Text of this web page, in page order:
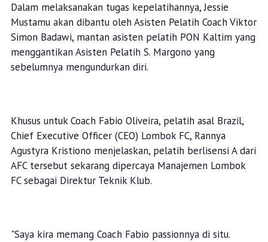
Dalam melaksanakan tugas kepelatihannya, Jessie
Mustamu akan dibantu oleh Asisten Pelatih Coach Viktor
Simon Badawi, mantan asisten pelatih PON Kaltim yang
menggantikan Asisten Pelatih S. Margono yang
sebelumnya mengundurkan diri.
Khusus untuk Coach Fabio Oliveira, pelatih asal Brazil,
Chief Executive Officer (CEO) Lombok FC, Rannya
Agustyra Kristiono menjelaskan, pelatih berlisensi A dari
AFC tersebut sekarang dipercaya Manajemen Lombok
FC sebagai Direktur Teknik Klub.
"Saya kira memang Coach Fabio passionnya di situ.